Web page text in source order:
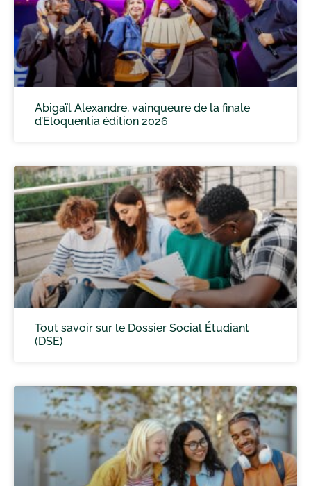
Abigaïl Alexandre, vainqueure de la finale
d’Eloquentia édition 2026
Tout savoir sur le Dossier Social Étudiant
(DSE)